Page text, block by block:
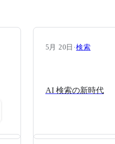
5月 20日 ·検索
AI 検索の新時代